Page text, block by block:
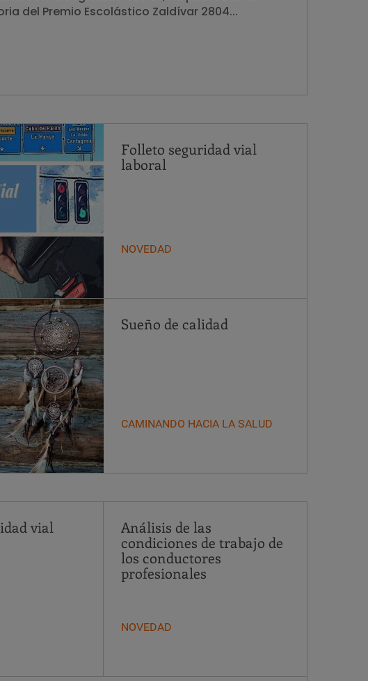
del Premio Escolástico Zaldívar 2804...
Folleto seguridad vial
laboral
NOVEDAD
Sueño de calidad
CAMINANDO HACIA LA SALUD
vial
Análisis de las
condiciones de trabajo de
los conductores
profesionales
NOVEDAD